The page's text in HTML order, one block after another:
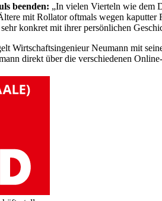
beenden: „In vielen Vierteln wie dem
mit Rollator oftmals wegen kaputter
konkret mit ihrer persönlichen
Wirtschaftsingenieur Neumann mit
direkt über die verschiedenen